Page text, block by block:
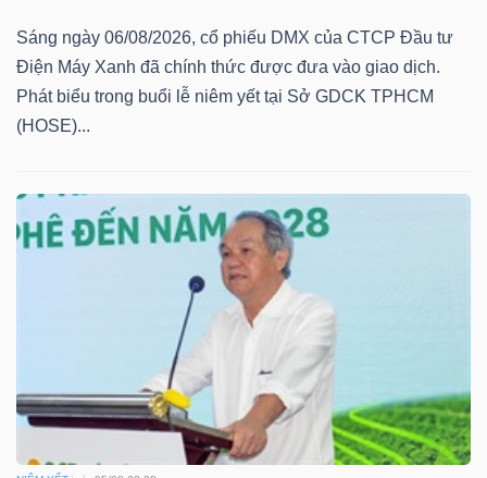
Sáng ngày 06/08/2026, cổ phiếu DMX của CTCP Đầu tư
Điện Máy Xanh đã chính thức được đưa vào giao dịch.
Phát biểu trong buổi lễ niêm yết tại Sở GDCK TPHCM
(HOSE)...
Ngành
(-)
VS-
NGUYÊN